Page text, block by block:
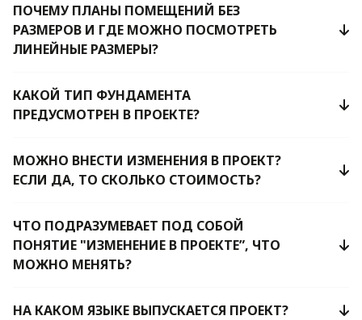
ПОЧЕМУ ПЛАНЫ ПОМЕЩЕНИЙ БЕЗ
РАЗМЕРОВ И ГДЕ МОЖНО ПОСМОТРЕТЬ
ЛИНЕЙНЫЕ РАЗМЕРЫ?
КАКОЙ ТИП ФУНДАМЕНТА
ПРЕДУСМОТРЕН В ПРОЕКТЕ?
МОЖНО ВНЕСТИ ИЗМЕНЕНИЯ В ПРОЕКТ?
ЕСЛИ ДА, ТО СКОЛЬКО СТОИМОСТЬ?
ЧТО ПОДРАЗУМЕВАЕТ ПОД СОБОЙ
ПОНЯТИЕ "ИЗМЕНЕНИЕ В ПРОЕКТЕ”, ЧТО
МОЖНО МЕНЯТЬ?
НА КАКОМ ЯЗЫКЕ ВЫПУСКАЕТСЯ ПРОЕКТ?